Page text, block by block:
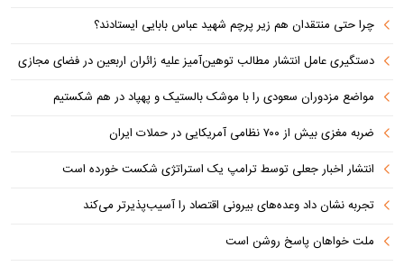
چرا حتی منتقدان هم زیر پرچم شهید عباس بابایی ایستادند؟
دستگیری عامل انتشار مطالب توهین‌آمیز علیه زائران اربعین در فضای مجازی
مواضع مزدوران سعودی را با موشک بالستیک و پهپاد در هم شکستیم
ضربه مغزی بیش از ۷۰۰ نظامی آمریکایی در حملات ایران
انتشار اخبار جعلی توسط ترامپ یک استراتژی شکست خورده است
تجربه نشان داد وعده‌های بیرونی اقتصاد را آسیب‌پذیرتر می‌کند
ملت خواهان پاسخ روشن است